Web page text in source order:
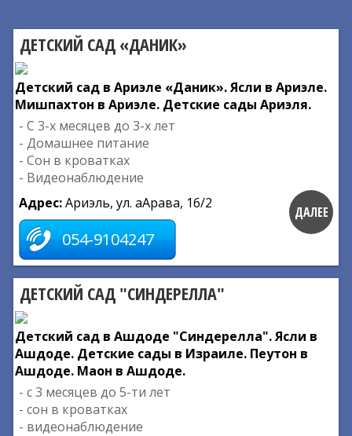
ДЕТСКИЙ САД «ДАНИК»
Детский сад в Ариэле «Даник». Ясли в Ариэле.
Мишпахтон в Ариэле. Детские сады Ариэля.
- С 3-х месяцев до 3-х лет
- Домашнее питание
- Сон в кроватках
- Видеонаблюдение
Адрес:Ариэль, ул. аАрава, 16/2
054-9104247
ДАЛЕЕ
ДЕТСКИЙ САД "СИНДЕРЕЛЛА"
Детский сад в Ашдоде "Синдерелла". Ясли в
Ашдоде. Детские сады в Израиле. Пеутон в
Ашдоде. Маон в Ашдоде.
- с 3 месяцев до 5-ти лет
- сон в кроватках
- видеонаблюдение